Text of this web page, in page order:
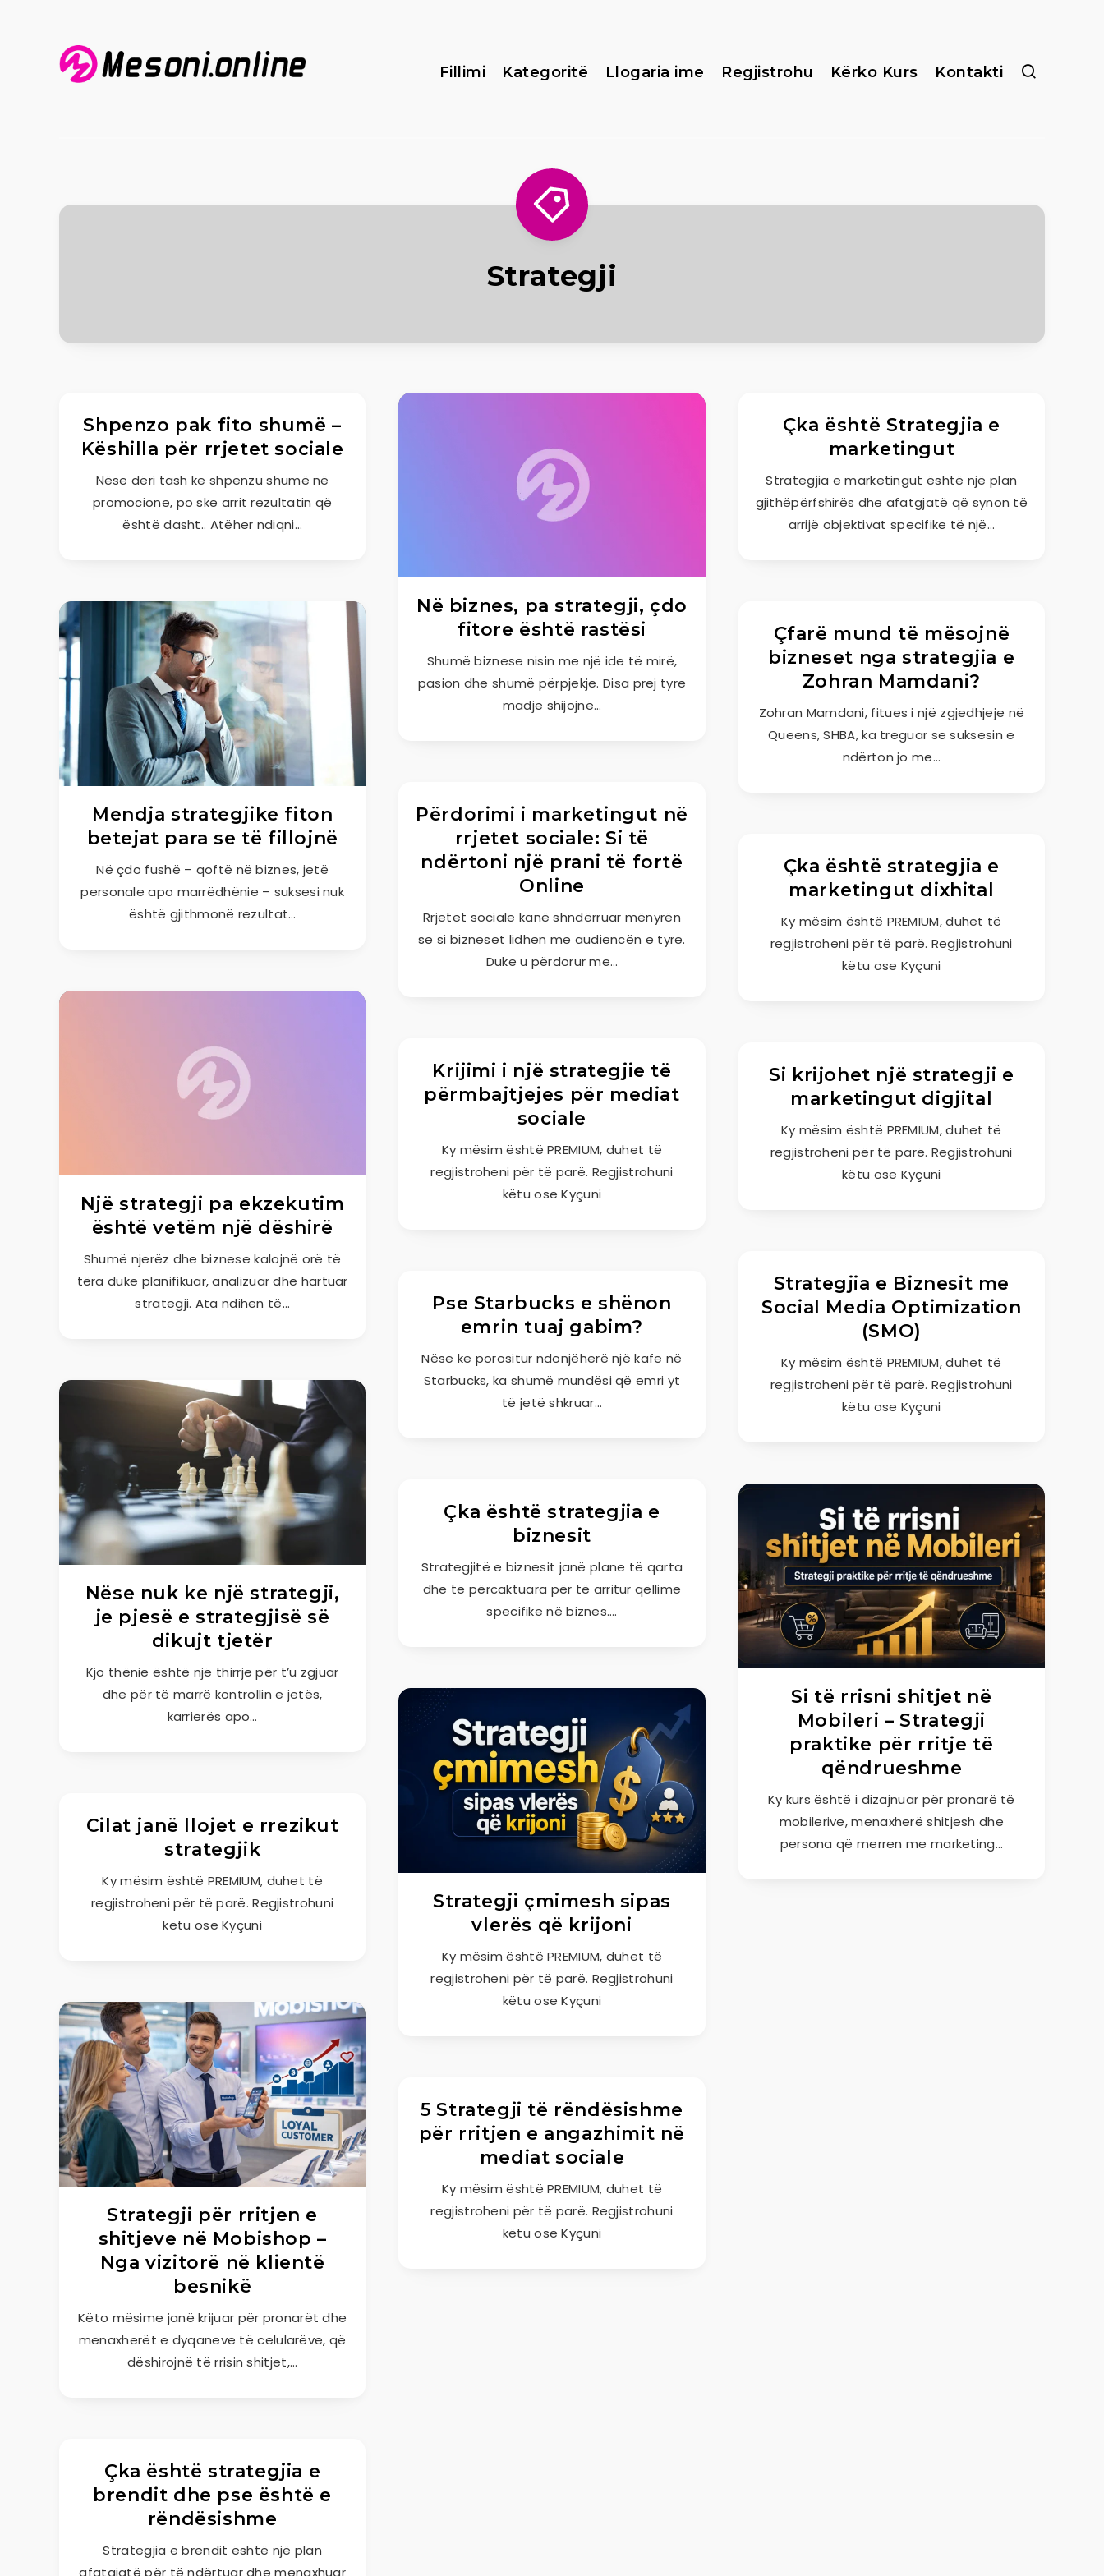
Fillimi Kategoritë Llogaria ime Regjistrohu Kërko Kurs Kontakti
Strategji
Shpenzo pak fito shumë –
Këshilla për rrjetet sociale
Nëse dëri tash ke shpenzu shumë në
promocione, po ske arrit rezultatin që
është dasht.. Atëher ndiqni…
Në biznes, pa strategji, çdo
fitore është rastësi
Shumë biznese nisin me një ide të mirë,
pasion dhe shumë përpjekje. Disa prej tyre
madje shijojnë…
Çka është Strategjia e
marketingut
Strategjia e marketingut është një plan
gjithëpërfshirës dhe afatgjatë që synon të
arrijë objektivat specifike të një…
Mendja strategjike fiton
betejat para se të fillojnë
Në çdo fushë – qoftë në biznes, jetë
personale apo marrëdhënie – suksesi nuk
është gjithmonë rezultat…
Përdorimi i marketingut në
rrjetet sociale: Si të
ndërtoni një prani të fortë
Online
Rrjetet sociale kanë shndërruar mënyrën
se si bizneset lidhen me audiencën e tyre.
Duke u përdorur me…
Çfarë mund të mësojnë
bizneset nga strategjia e
Zohran Mamdani?
Zohran Mamdani, fitues i një zgjedhjeje në
Queens, SHBA, ka treguar se suksesin e
ndërton jo me…
Një strategji pa ekzekutim
është vetëm një dëshirë
Shumë njerëz dhe biznese kalojnë orë të
tëra duke planifikuar, analizuar dhe hartuar
strategji. Ata ndihen të…
Krijimi i një strategjie të
përmbajtjejes për mediat
sociale
Ky mësim është PREMIUM, duhet të
regjistroheni për të parë. Regjistrohuni
këtu ose Kyçuni
Çka është strategjia e
marketingut dixhital
Ky mësim është PREMIUM, duhet të
regjistroheni për të parë. Regjistrohuni
këtu ose Kyçuni
Nëse nuk ke një strategji,
je pjesë e strategjisë së
dikujt tjetër
Kjo thënie është një thirrje për t’u zgjuar
dhe për të marrë kontrollin e jetës,
karrierës apo…
Pse Starbucks e shënon
emrin tuaj gabim?
Nëse ke porositur ndonjëherë një kafe në
Starbucks, ka shumë mundësi që emri yt
të jetë shkruar…
Si krijohet një strategji e
marketingut digjital
Ky mësim është PREMIUM, duhet të
regjistroheni për të parë. Regjistrohuni
këtu ose Kyçuni
Cilat janë llojet e rrezikut
strategjik
Ky mësim është PREMIUM, duhet të
regjistroheni për të parë. Regjistrohuni
këtu ose Kyçuni
Çka është strategjia e
biznesit
Strategjitë e biznesit janë plane të qarta
dhe të përcaktuara për të arritur qëllime
specifike në biznes….
Strategjia e Biznesit me
Social Media Optimization
(SMO)
Ky mësim është PREMIUM, duhet të
regjistroheni për të parë. Regjistrohuni
këtu ose Kyçuni
Strategji për rritjen e
shitjeve në Mobishop –
Nga vizitorë në klientë
besnikë
Këto mësime janë krijuar për pronarët dhe
menaxherët e dyqaneve të celularëve, që
dëshirojnë të rrisin shitjet,…
Strategji çmimesh sipas
vlerës që krijoni
Ky mësim është PREMIUM, duhet të
regjistroheni për të parë. Regjistrohuni
këtu ose Kyçuni
Si të rrisni shitjet në
Mobileri – Strategji
praktike për rritje të
qëndrueshme
Ky kurs është i dizajnuar për pronarë të
mobilerive, menaxherë shitjesh dhe
persona që merren me marketing…
Çka është strategjia e
brendit dhe pse është e
rëndësishme
Strategjia e brendit është një plan
afatgjatë për të ndërtuar dhe menaxhuar
5 Strategji të rëndësishme
për rritjen e angazhimit në
mediat sociale
Ky mësim është PREMIUM, duhet të
regjistroheni për të parë. Regjistrohuni
këtu ose Kyçuni